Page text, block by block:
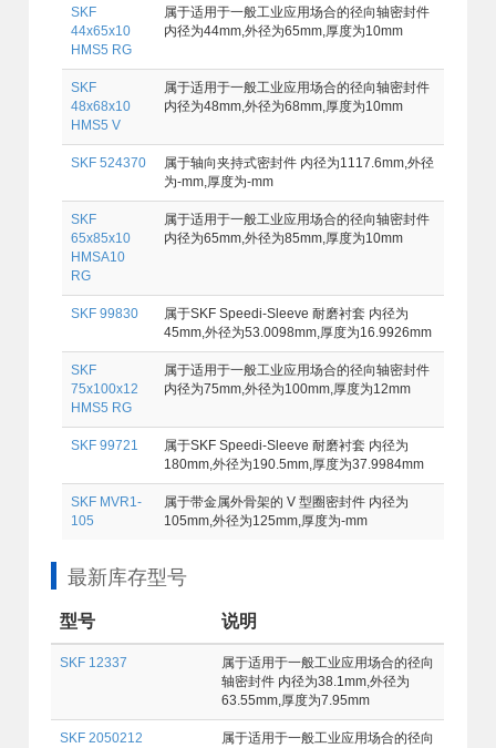
SKF
44x65x10
HMS5 RG
属于适用于一般工业应用场合的径向轴密封件
内径为44mm,外径为65mm,厚度为10mm
SKF
48x68x10
HMS5 V
属于适用于一般工业应用场合的径向轴密封件
内径为48mm,外径为68mm,厚度为10mm
SKF 524370
属于轴向夹持式密封件 内径为1117.6mm,外径
为-mm,厚度为-mm
SKF
65x85x10
HMSA10
RG
属于适用于一般工业应用场合的径向轴密封件
内径为65mm,外径为85mm,厚度为10mm
SKF 99830
属于SKF Speedi-Sleeve 耐磨衬套 内径为
45mm,外径为53.0098mm,厚度为16.9926mm
SKF
75x100x12
HMS5 RG
属于适用于一般工业应用场合的径向轴密封件
内径为75mm,外径为100mm,厚度为12mm
SKF 99721
属于SKF Speedi-Sleeve 耐磨衬套 内径为
180mm,外径为190.5mm,厚度为37.9984mm
SKF MVR1-
105
属于带金属外骨架的 V 型圈密封件 内径为
105mm,外径为125mm,厚度为-mm
最新库存型号
型号 说明
SKF 12337
属于适用于一般工业应用场合的径向
轴密封件 内径为38.1mm,外径为
63.55mm,厚度为7.95mm
SKF 2050212
属于适用于一般工业应用场合的径向